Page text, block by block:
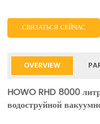
СВЯЗАТЬСЯ СЕЙЧАС
OVERVIEW
HOWO RHD 8000
водоструйной